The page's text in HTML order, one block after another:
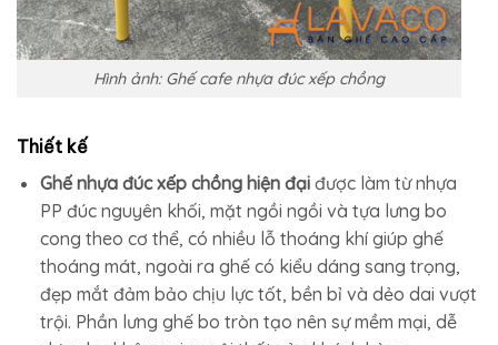
Hình ảnh: Ghế cafe nhựa đúc xếp chồng
Thiết kế
Ghế nhựa đúc xếp chồng hiện đạiđược làm từ nhựa
PP đúc nguyên khối, mặt ngồi ngồi và tựa lưng bo
cong theo cơ thể, có nhiều lỗ thoáng khí giúp ghế
thoáng mát, ngoài ra ghế có kiểu dáng sang trọng,
đẹp mắt đảm bảo chịu lực tốt, bền bỉ và dẻo dai vượt
trội. Phần lưng ghế bo tròn tạo nên sự mềm mại, dễ